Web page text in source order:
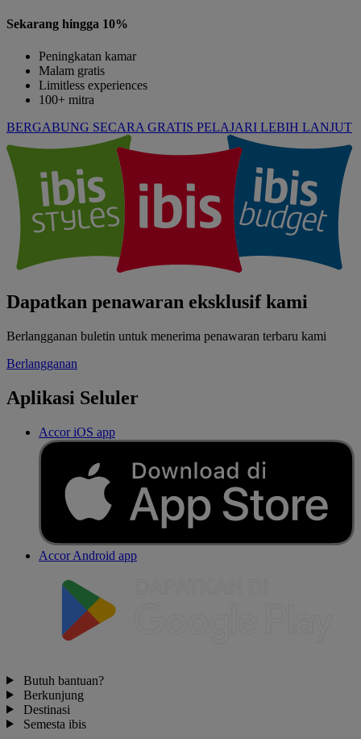
Sekarang hingga 10%
Peningkatan kamar
Malam gratis
Limitless experiences
100+ mitra
BERGABUNG SECARA GRATIS PELAJARI LEBIH LANJUT
Dapatkan penawaran eksklusif kami
Berlangganan buletin untuk menerima penawaran terbaru kami
Berlangganan
Aplikasi Seluler
Accor iOS app
Accor Android app
Butuh bantuan?
Berkunjung
Destinasi
Semesta ibis